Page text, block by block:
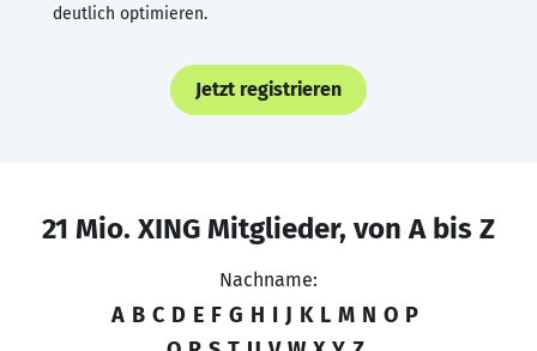
deutlich optimieren.
Jetzt registrieren
21 Mio. XING Mitglieder, von A bis Z
Nachname:
A B C D E F G H I J K L M N O P